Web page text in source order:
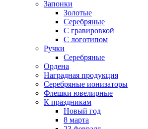
Запонки
Золотые
Серебряные
С гравировкой
С логотипом
Ручки
Серебряные
Ордена
Наградная продукция
Серебряные ионизаторы
Флешки ювелирные
К праздникам
Новый год
8 марта